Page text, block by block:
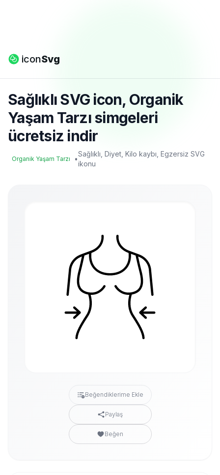
iconSvg
Sağlıklı SVG icon, Organik
Yaşam Tarzı simgeleri
ücretsiz indir
Organik Yaşam Tarzı •
Sağlıklı, Diyet, Kilo kaybı, Egzersiz SVG
ikonu
Beğendiklerime Ekle
Paylaş
Beğen